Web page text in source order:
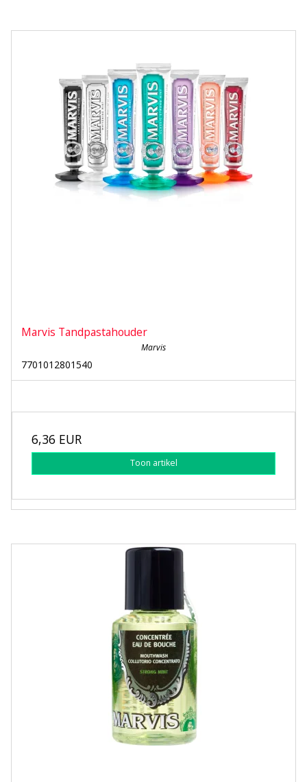
Marvis Tandpastahouder
Marvis
7701012801540
6,36 EUR
Toon artikel